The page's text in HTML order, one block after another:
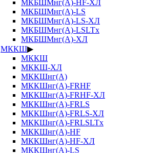
МКБШМнг(А)-HF-ХЛ
МКБШМнг(А)-LS
МКБШМнг(А)-LS-ХЛ
МКБШМнг(А)-LSLTx
МКБШМнг(А)-ХЛ
МККШ▶
МККШ
МККШ-ХЛ
МККШнг(А)
МККШнг(А)-FRHF
МККШнг(А)-FRHF-ХЛ
МККШнг(А)-FRLS
МККШнг(А)-FRLS-ХЛ
МККШнг(А)-FRLSLTx
МККШнг(А)-HF
МККШнг(А)-HF-ХЛ
МККШнг(А)-LS